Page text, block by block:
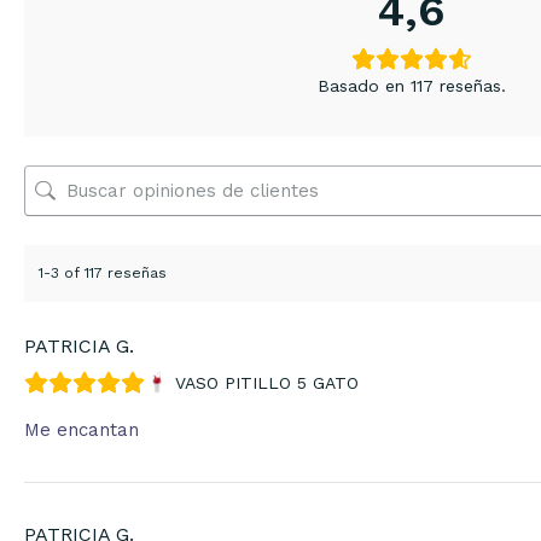
4,6
Basado en 117 reseñas.
1-3 of 117 reseñas
PATRICIA G.
VASO PITILLO 5 GATO
Me encantan
PATRICIA G.